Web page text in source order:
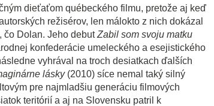
dieťaťom québeckého filmu, pretože aj keď
režisérov, len málokto z nich dokázal
čo Dolan. Jeho debutZabil som svoju matku
konfederácie umeleckého a esejistického
vyhrával na troch desiatkach ďalších
lásky(2010) síce nemal taký silný
pre najmladšiu generáciu filmových
teritórií a aj na Slovensku patril k